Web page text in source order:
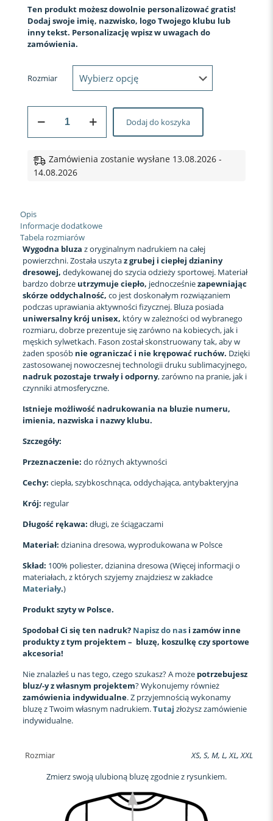
Ten produkt możesz dowolnie personalizować gratis!
Dodaj swoje imię, nazwisko, logo Twojego klubu lub
inny tekst. Personalizację wpisz w uwagach do
zamówienia.
Rozmiar
BLUZA
Dodaj do koszyka
Zamówienia zostanie wysłane 13.08.2026 -
14.08.2026
Opis
Informacje dodatkowe
Tabela rozmiarów
Wygodna bluza z oryginalnym nadrukiem na całej
powierzchni. Została uszytaz grubej i ciepłej dzianiny
dresowej, dedykowanej do szycia odzieży sportowej. Materiał
bardzo dobrzeutrzymuje ciepło, jednocześniezapewniając
skórze oddychalność, co jest doskonałym rozwiązaniem
podczas uprawiania aktywności fizycznej. Bluza posiada
uniwersalny krój unisex, który w zależności od wybranego
rozmiaru, dobrze prezentuje się zarówno na kobiecych, jak i
męskich sylwetkach. Fason został skonstruowany tak, aby w
żaden sposób nie ograniczać i nie krępować ruchów. Dzięki
zastosowanej nowoczesnej technologii druku sublimacyjnego,
nadruk pozostaje trwały i odporny, zarówno na pranie, jak i
czynniki atmosferyczne.
Istnieje możliwość nadrukowania na bluzie numeru,
imienia, nazwiska i nazwy klubu.
Szczegóły:
Przeznaczenie: do różnych aktywności
Cechy: ciepła, szybkoschnąca, oddychająca, antybakteryjna
Krój: regular
Długość rękawa: długi, ze ściągaczami
Materiał: dzianina dresowa, wyprodukowana w Polsce
Skład: 100% poliester, dzianina dresowa (Więcej informacji o
materiałach, z których szyjemy znajdziesz w zakładce
Materiały.)
Produkt szyty w Polsce.
Spodobał Ci się ten nadruk? Napisz do nas i zamów inne
produkty z tym projektem – bluzę, koszulkę czy sportowe
akcesoria!
Nie znalazłeś u nas tego, czego szukasz? A może potrzebujesz
bluz/-y z własnym projektem? Wykonujemy również
zamówienia indywidualne. Z przyjemnością wykonamy
bluzę z Twoim własnym nadrukiem.Tutaj złożysz zamówienie
indywidualne.
Rozmiar
XS, S, M, L, XL, XXL
Zmierz swoją ulubioną bluzę zgodnie z rysunkiem.